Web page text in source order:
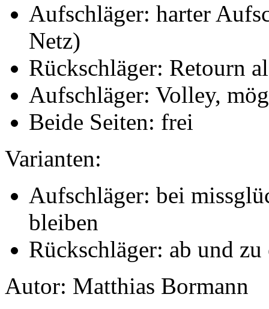
Aufschläger: harter
Netz)
Rückschläger: Retourn
Aufschläger: Volley,
Beide Seiten: frei
Varianten:
Aufschläger: bei
bleiben
Rückschläger: ab und
Autor: Matthias Bormann